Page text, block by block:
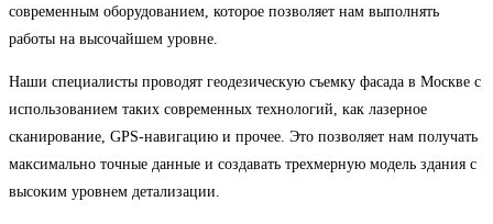
современным оборудованием, которое позволяет нам выполнять
работы на высочайшем уровне.
Наши специалисты проводят геодезическую съемку фасада в Москве с
использованием таких современных технологий, как лазерное
сканирование, GPS-навигацию и прочее. Это позволяет нам получать
максимально точные данные и создавать трехмерную модель здания с
высоким уровнем детализации.